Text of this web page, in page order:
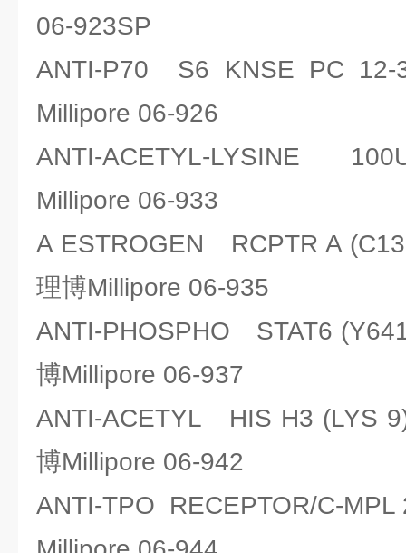
06-923SP
ANTI-P70 S6 KNSE PC
Millipore 06-926
ANTI-ACETYL-LYSINE
Millipore 06-933
A ESTROGEN RCPTR A
理博Millipore 06-935
ANTI-PHOSPHO STAT6
博Millipore 06-937
ANTI-ACETYL HIS H3 (LYS
博Millipore 06-942
ANTI-TPO RECEPTOR/C-MPL